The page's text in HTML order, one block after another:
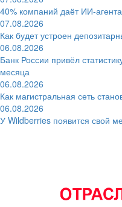
40% компаний даёт
07.08.2026
Как будет устроен
06.08.2026
Банк России привёл
месяца
06.08.2026
Как магистральная сеть
06.08.2026
У Wildberries появится свой